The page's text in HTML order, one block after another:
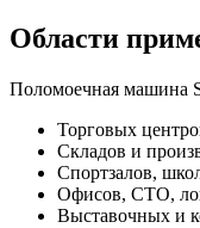
Области
Поломоечная машина
Торговых
Складов и
Спортзалов,
Офисов, СТО,
Выставочных и